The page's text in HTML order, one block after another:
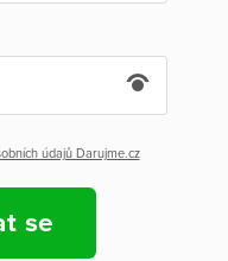
údajů Darujme.cz
se